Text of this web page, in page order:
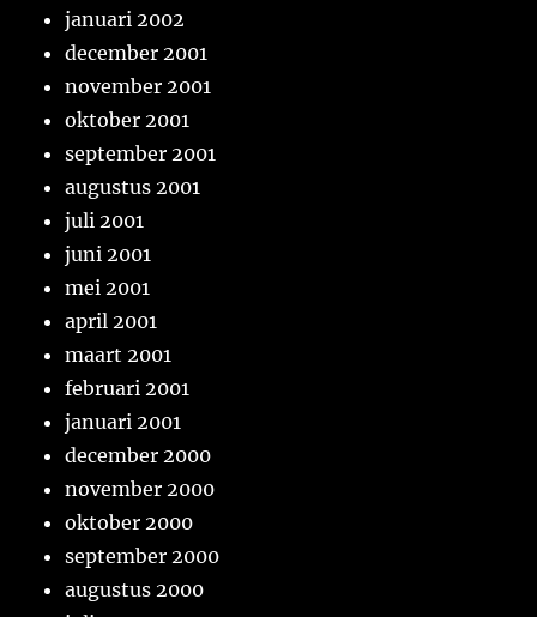
januari 2002
december 2001
november 2001
oktober 2001
september 2001
augustus 2001
juli 2001
juni 2001
mei 2001
april 2001
maart 2001
februari 2001
januari 2001
december 2000
november 2000
oktober 2000
september 2000
augustus 2000